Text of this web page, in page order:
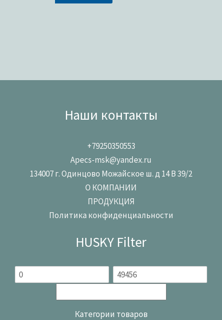
Наши контакты
+79250350553
Apecs-msk@yandex.ru
134007 г. Одинцово Можайское ш. д 14 В 39/2
О КОМПАНИИ
ПРОДУКЦИЯ
Политика конфиденциальности
HUSKY Filter
Категории товаров